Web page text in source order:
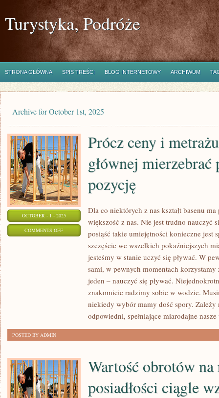
Turystyka, Podróże
STRONA GŁÓWNA SPIS TREŚCI BLOG INTERNETOWY ARCHIWUM
Archive for October 1st, 2025
OCTOBER - 1 - 2025
COMMENTS OFFON
POWINNIŚMY
MIERZEBRAĆ
POD
POZYCJĘ
Prócz ceny i
głównej mierzebrać
pozycję
Dla co niektórych z nas kształt basenu ma
większość z nas. Nie jest trudno nauczyć
posiąść takie umiejętności konieczne jest
szczęście we wszelkich pokaźniejszych
jesteśmy w stanie uczyć się pływać. W
sami, w pewnych momentach
jeden – nauczyć się pływać.
znakomicie radzimy sobie w wodzie.
niekiedy wybór mamy dość spory. Zależy
odpowiedni, spełniające miarodajne
POSTED BY ADMIN
Wartość obrotów
posiadłości ciągle